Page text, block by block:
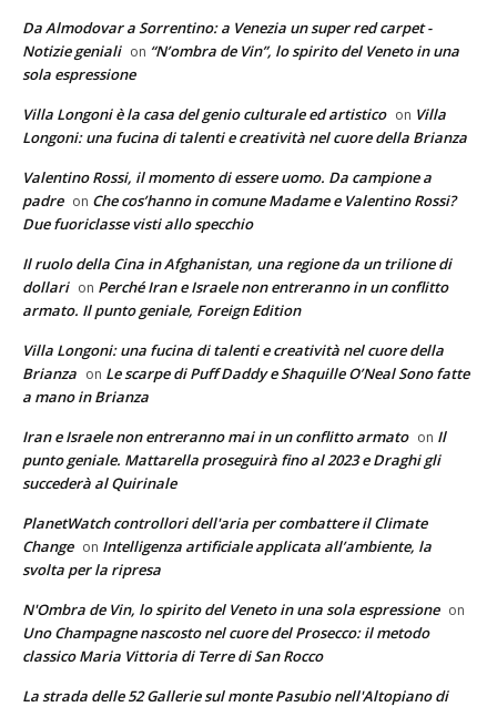
Da Almodovar a Sorrentino: a Venezia un super red carpet -
Notizie geniali on “N’ombra de Vin”, lo spirito del Veneto in una
sola espressione
Villa Longoni è la casa del genio culturale ed artistico on Villa
Longoni: una fucina di talenti e creatività nel cuore della Brianza
Valentino Rossi, il momento di essere uomo. Da campione a
padre on Che cos’hanno in comune Madame e Valentino Rossi?
Due fuoriclasse visti allo specchio
Il ruolo della Cina in Afghanistan, una regione da un trilione di
dollari on Perché Iran e Israele non entreranno in un conflitto
armato. Il punto geniale, Foreign Edition
Villa Longoni: una fucina di talenti e creatività nel cuore della
Brianza on Le scarpe di Puff Daddy e Shaquille O’Neal Sono fatte
a mano in Brianza
Iran e Israele non entreranno mai in un conflitto armato on Il
punto geniale. Mattarella proseguirà fino al 2023 e Draghi gli
succederà al Quirinale
PlanetWatch controllori dell'aria per combattere il Climate
Change on Intelligenza artificiale applicata all’ambiente, la
svolta per la ripresa
N'Ombra de Vin, lo spirito del Veneto in una sola espressione on
Uno Champagne nascosto nel cuore del Prosecco: il metodo
classico Maria Vittoria di Terre di San Rocco
La strada delle 52 Gallerie sul monte Pasubio nell'Altopiano di